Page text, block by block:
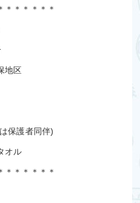
＊＊＊＊＊＊
地区
保護者同伴)
オル
＊＊＊＊＊＊